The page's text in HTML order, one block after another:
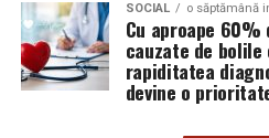
Mirela Iacobvinde cosmetice
femei care vor produse în care
publică este, pentru clientele
SOCIAL o săptămână
Cu aproape 60%
cauzate de
rapiditatea
devine o